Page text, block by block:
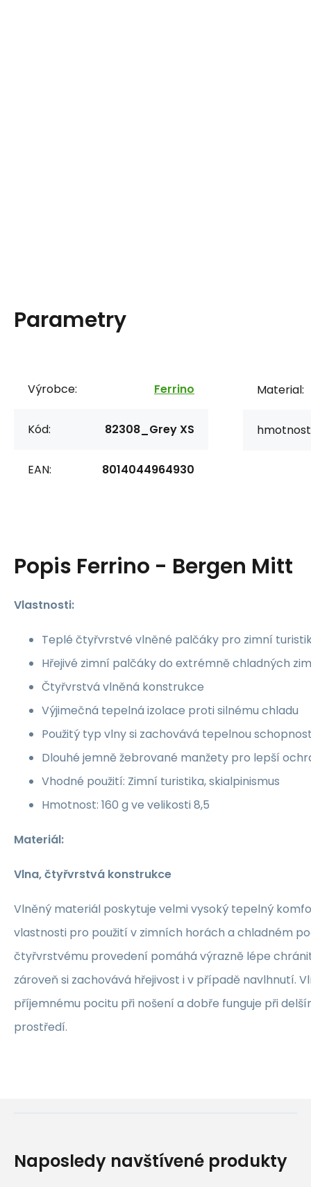
Parametry
Výrobce: Ferrino
Kód: 82308_Grey XS
EAN: 8014044964930
Material:
Popis Ferrino - Bergen Mitt
Vlastnosti:
Teplé čtyřvrstvé vlněné palčáky pro zimní
Hřejivé zimní palčáky do extrémně chladných
Čtyřvrstvá vlněná konstrukce
Výjimečná tepelná izolace proti silnému chladu
Použitý typ vlny si zachovává tepelnou
Dlouhé jemně žebrované manžety pro lepší
Vhodné použití: Zimní turistika, skialpinismus
Hmotnost: 160 g ve velikosti 8,5
Materiál:
Vlna, čtyřvrstvá konstrukce
Vlněný materiál poskytuje velmi vysoký tepelný
vlastnosti pro použití v zimních horách a chladném
čtyřvrstvému provedení pomáhá výrazně lépe
zároveň si zachovává hřejivost i v případě navlhnutí.
příjemnému pocitu při nošení a dobře funguje při
prostředí.
Naposledy navštívené produkty